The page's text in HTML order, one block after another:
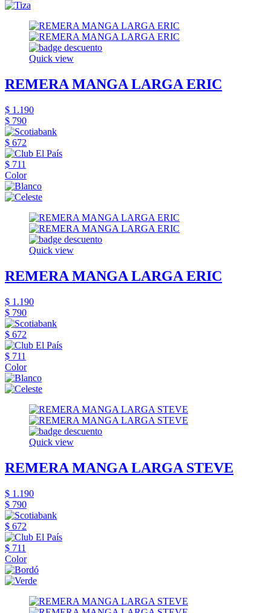
Quick view
REMERA MANGA LARGA ERIC
$ 1.190
$ 790
$ 672
$ 711
Color
Quick view
REMERA MANGA LARGA ERIC
$ 1.190
$ 790
$ 672
$ 711
Color
Quick view
REMERA MANGA LARGA STEVE
$ 1.190
$ 790
$ 672
$ 711
Color